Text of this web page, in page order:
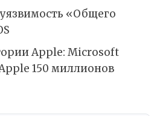
«Общего
Apple: Microsoft
150 миллионов